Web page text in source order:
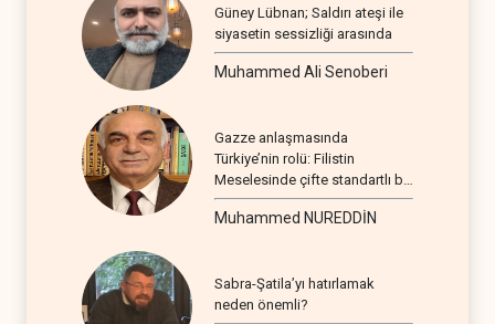
Güney Lübnan; Saldırı ateşi ile
siyasetin sessizliği arasında
Muhammed Ali Senoberi
Gazze anlaşmasında
Türkiye’nin rolü: Filistin
Meselesinde çifte standartlı bir
seyir
Muhammed NUREDDİN
Sabra-Şatila’yı hatırlamak
neden önemli?